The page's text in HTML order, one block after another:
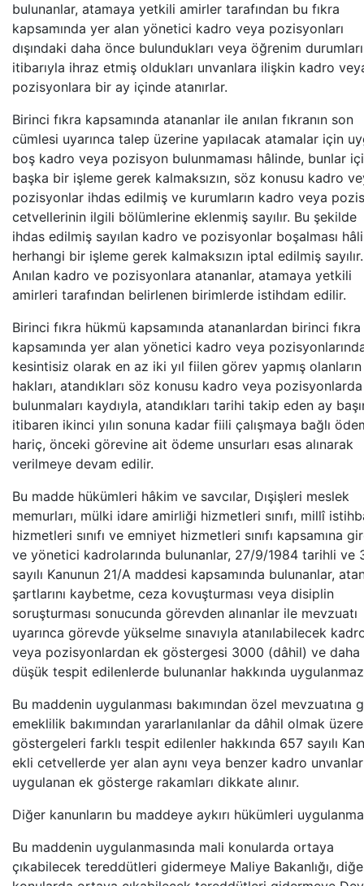
bulunanlar, atamaya yetkili amirler tarafından bu fıkra
kapsamında yer alan yönetici kadro veya pozisyonları
dışındaki daha önce bulundukları veya öğrenim durumları
itibarıyla ihraz etmiş oldukları unvanlara ilişkin kadro
pozisyonlara bir ay içinde atanırlar.
Birinci fıkra kapsamında atananlar ile anılan fıkranın son
cümlesi uyarınca talep üzerine yapılacak atamalar için
boş kadro veya pozisyon bulunmaması hâlinde, bunlar
başka bir işleme gerek kalmaksızın, söz konusu kadro
pozisyonlar ihdas edilmiş ve kurumların kadro veya
cetvellerinin ilgili bölümlerine eklenmiş sayılır. Bu şekilde
ihdas edilmiş sayılan kadro ve pozisyonlar boşalması
herhangi bir işleme gerek kalmaksızın iptal edilmiş sayılır.
Anılan kadro ve pozisyonlara atananlar, atamaya yetkili
amirleri tarafından belirlenen birimlerde istihdam edilir.
Birinci fıkra hükmü kapsamında atananlardan birinci fıkra
kapsamında yer alan yönetici kadro veya
kesintisiz olarak en az iki yıl fiilen görev yapmış
hakları, atandıkları söz konusu kadro veya pozisyonlarda
bulunmaları kaydıyla, atandıkları tarihi takip eden ay
itibaren ikinci yılın sonuna kadar fiili çalışmaya bağlı
hariç, önceki görevine ait ödeme unsurları esas alınarak
verilmeye devam edilir.
Bu madde hükümleri hâkim ve savcılar, Dışişleri meslek
memurları, mülki idare amirliği hizmetleri sınıfı, millî
hizmetleri sınıfı ve emniyet hizmetleri sınıfı kapsamına
ve yönetici kadrolarında bulunanlar, 27/9/1984 tarihli ve
sayılı Kanunun 21/A maddesi kapsamında bulunanlar,
şartlarını kaybetme, ceza kovuşturması veya disiplin
soruşturması sonucunda görevden alınanlar ile mevzuatı
uyarınca görevde yükselme sınavıyla atanılabilecek
veya pozisyonlardan ek göstergesi 3000 (dâhil) ve daha
düşük tespit edilenlerde bulunanlar hakkında
Bu maddenin uygulanması bakımından özel mevzuatına
emeklilik bakımından yararlanılanlar da dâhil olmak
göstergeleri farklı tespit edilenler hakkında 657 sayılı
ekli cetvellerde yer alan aynı veya benzer kadro
uygulanan ek gösterge rakamları dikkate alınır.
Diğer kanunların bu maddeye aykırı hükümleri
Bu maddenin uygulanmasında mali konularda ortaya
çıkabilecek tereddütleri gidermeye Maliye Bakanlığı,